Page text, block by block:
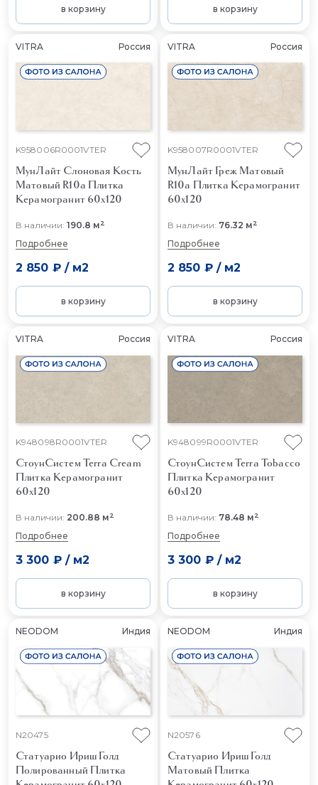
в корзину в корзину
VITRA Россия
K958006R0001VTER
МунЛайт Слоновая Кость
Матовый R10a Плитка
Керамогранит 60x120
В наличии: 190.8 м2
Подробнее
2 850 ₽/ м2
в корзину
VITRA Россия
K958007R0001VTER
МунЛайт Греж Матовый
R10a Плитка Керамогранит
60x120
В наличии: 76.32 м2
Подробнее
2 850 ₽/ м2
в корзину
VITRA Россия
K948098R0001VTER
СтоунСистем Terra Cream
Плитка Керамогранит
60x120
В наличии: 200.88 м2
Подробнее
3 300 ₽/ м2
в корзину
VITRA Россия
K948099R0001VTER
СтоунСистем Terra Tobacco
Плитка Керамогранит
60x120
В наличии: 78.48 м2
Подробнее
3 300 ₽/ м2
в корзину
NEODOM Индия
N20475
Статуарио Ириш Голд
Полированный Плитка
NEODOM Индия
N20576
Статуарио Ириш Голд
Матовый Плитка